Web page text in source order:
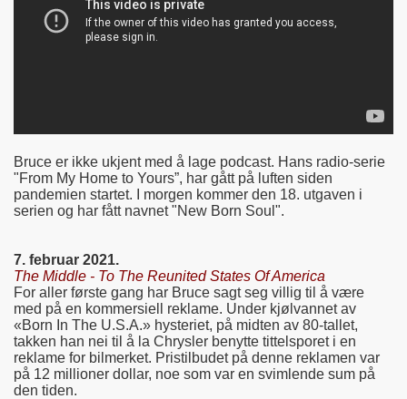
Bruce er ikke ukjent med å lage podcast. Hans radio-serie
"From My Home to Yours”, har gått på luften siden
pandemien startet. I morgen kommer den 18. utgaven i
serien og har fått navnet "New Born Soul".
7. februar 2021.
The Middle - To The Reunited States Of America
For aller første gang har Bruce sagt seg villig til å være
med på en kommersiell reklame. Under kjølvannet av
«Born In The U.S.A.» hysteriet, på midten av 80-tallet,
takken han nei til å la Chrysler benytte tittelsporet i en
reklame for bilmerket. Pristilbudet på denne reklamen var
på 12 millioner dollar, noe som var en svimlende sum på
den tiden.